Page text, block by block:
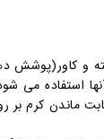
استفاده